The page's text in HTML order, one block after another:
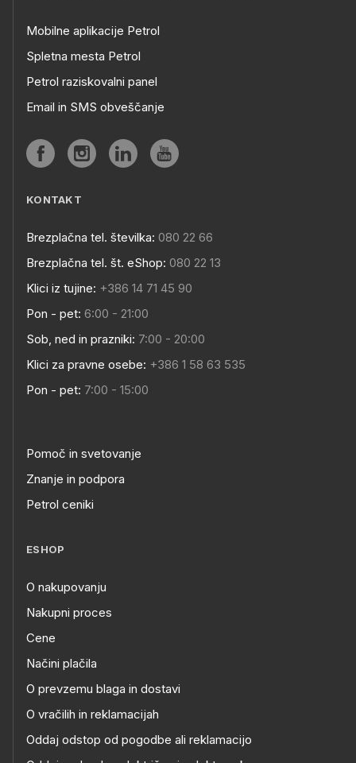
Mobilne aplikacije Petrol
Spletna mesta Petrol
Petrol raziskovalni panel
Email in SMS obveščanje
KONTAKT
Brezplačna tel. številka: 080 22 66
Brezplačna tel. št. eShop: 080 22 13
Klici iz tujine: +386 14 71 45 90
Pon - pet: 6:00 - 21:00
Sob, ned in prazniki: 7:00 - 20:00
Klici za pravne osebe: +386 1 58 63 535
Pon - pet: 7:00 - 15:00
Pomoč in svetovanje
Znanje in podpora
Petrol ceniki
ESHOP
O nakupovanju
Nakupni proces
Cene
Načini plačila
O prevzemu blaga in dostavi
O vračilih in reklamacijah
Oddaj odstop od pogodbe ali reklamacijo